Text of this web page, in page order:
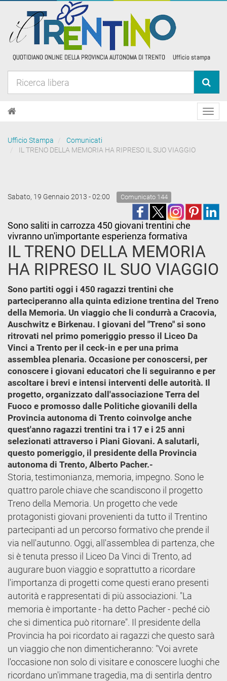
Ufficio Stampa
Comunicati
IL TRENO DELLA MEMORIA HA RIPRESO IL SUO VIAGGIO
Sabato, 19 Gennaio 2013 - 02:00 Comunicato 144
Sono saliti in carrozza 450 giovani trentini che
vivranno un'importante esperienza formativa
IL TRENO DELLA MEMORIA
HA RIPRESO IL SUO VIAGGIO
Sono partiti oggi i 450 ragazzi trentini che
parteciperanno alla quinta edizione trentina del Treno
della Memoria. Un viaggio che li condurrà a Cracovia,
Auschwitz e Birkenau. I giovani del "Treno" si sono
ritrovati nel primo pomeriggio presso il Liceo Da
Vinci a Trento per il ceck-in e per una prima
assemblea plenaria. Occasione per conoscersi, per
conoscere i giovani educatori che li seguiranno e per
ascoltare i brevi e intensi interventi delle autorità. Il
progetto, organizzato dall'associazione Terra del
Fuoco e promosso dalle Politiche giovanili della
Provincia autonoma di Trento coinvolge anche
quest'anno ragazzi trentini tra i 17 e i 25 anni
selezionati attraverso i Piani Giovani. A salutarli,
questo pomeriggio, il presidente della Provincia
autonoma di Trento, Alberto Pacher.-
Storia, testimonianza, memoria, impegno. Sono le
quattro parole chiave che scandiscono il progetto
Treno della Memoria. Un progetto che vede
protagonisti giovani provenienti da tutto il Trentino
partecipanti ad un percorso formativo che prende il
via nell'autunno. Oggi, all'assemblea di partenza, che
si è tenuta presso il Liceo Da Vinci di Trento, ad
augurare buon viaggio e soprattutto a ricordare
l'importanza di progetti come questi erano presenti
autorità e rappresentati di più associazioni. "La
memoria è importante - ha detto Pacher - peché ciò
che si dimentica può ritornare". Il presidente della
Provincia ha poi ricordato ai ragazzi che questo sarà
un viaggio che non dimenticheranno: "Voi avrete
l'occasione non solo di visitare e conoscere luoghi che
ricordano un'immane tragedia, ma di sentirla dentro